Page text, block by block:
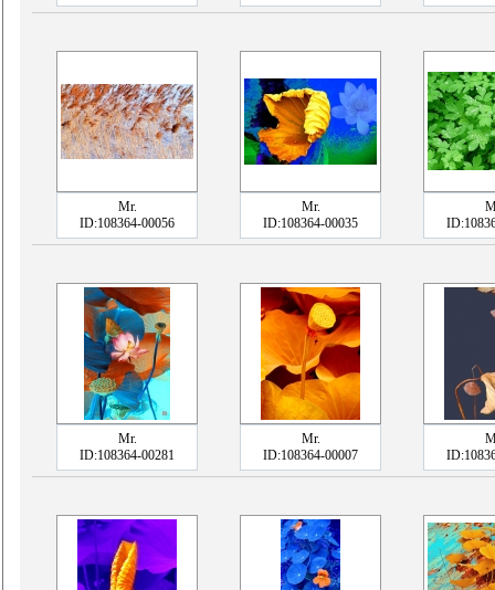
Mr.
ID:108364-00056
Mr.
ID:108364-00035
Mr.
ID:108364-00281
Mr.
ID:108364-00007